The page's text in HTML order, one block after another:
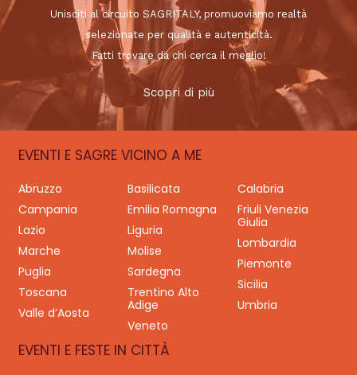
Unisciti al circuito SAGRITALY, promuoviamo realtà
selezionate per qualità e autenticità.
Fatti trovare da chi cerca il meglio!
Scopri di più
EVENTI E SAGRE VICINO A ME
Abruzzo Basilicata
Calabria
Campania
Emilia Romagna
Friuli Venezia
Giulia
Lazio
Liguria
Lombardia
Marche
Molise
Piemonte
Puglia
Sardegna
Sicilia
Toscana
Trentino Alto
Adige
Umbria
Valle d’Aosta
Veneto
EVENTI E FESTE IN CITTÀ